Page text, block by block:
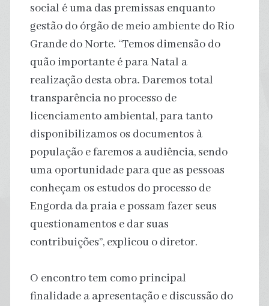
social é uma das premissas enquanto
gestão do órgão de meio ambiente do Rio
Grande do Norte. “Temos dimensão do
quão importante é para Natal a
realização desta obra. Daremos total
transparência no processo de
licenciamento ambiental, para tanto
disponibilizamos os documentos à
população e faremos a audiência, sendo
uma oportunidade para que as pessoas
conheçam os estudos do processo de
Engorda da praia e possam fazer seus
questionamentos e dar suas
contribuições”, explicou o diretor.
O encontro tem como principal
finalidade a apresentação e discussão do